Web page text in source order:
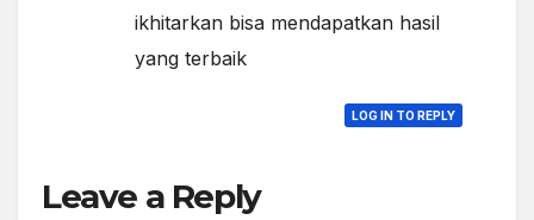
ikhitarkan bisa mendapatkan hasil
yang terbaik
LOG IN TO REPLY
Leave a Reply